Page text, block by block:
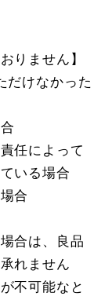
りません】
だけなかった
任によって
いる場合
合
合は、良品
れません
不可能なと